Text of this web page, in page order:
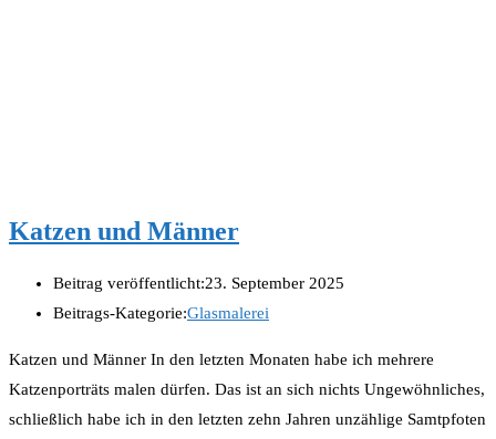
Katzen und Männer
Beitrag veröffentlicht:23. September 2025
Beitrags-Kategorie:Glasmalerei
Katzen und Männer In den letzten Monaten habe ich mehrere
Katzenporträts malen dürfen. Das ist an sich nichts Ungewöhnliches,
schließlich habe ich in den letzten zehn Jahren unzählige Samtpfoten